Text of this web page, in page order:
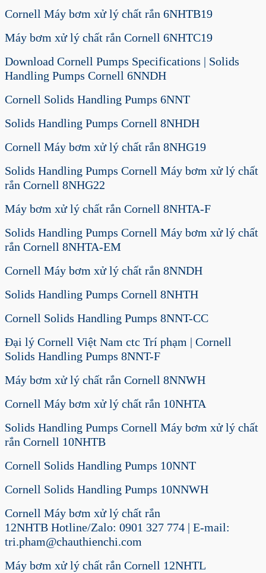
Cornell Máy bơm xử lý chất rắn 6NHTB19
Máy bơm xử lý chất rắn Cornell 6NHTC19
Download Cornell Pumps Specifications | Solids
Handling Pumps Cornell 6NNDH
Cornell Solids Handling Pumps 6NNT
Solids Handling Pumps Cornell 8NHDH
Cornell Máy bơm xử lý chất rắn 8NHG19
Solids Handling Pumps Cornell Máy bơm xử lý chất
rắn Cornell 8NHG22
Máy bơm xử lý chất rắn Cornell 8NHTA-F
Solids Handling Pumps Cornell Máy bơm xử lý chất
rắn Cornell 8NHTA-EM
Cornell Máy bơm xử lý chất rắn 8NNDH
Solids Handling Pumps Cornell 8NHTH
Cornell Solids Handling Pumps 8NNT-CC
Đại lý Cornell Việt Nam ctc Trí phạm | Cornell
Solids Handling Pumps 8NNT-F
Máy bơm xử lý chất rắn Cornell 8NNWH
Cornell Máy bơm xử lý chất rắn 10NHTA
Solids Handling Pumps Cornell Máy bơm xử lý chất
rắn Cornell 10NHTB
Cornell Solids Handling Pumps 10NNT
Cornell Solids Handling Pumps 10NNWH
Cornell Máy bơm xử lý chất rắn
12NHTB Hotline/Zalo: 0901 327 774 | E-mail:
tri.pham@chauthienchi.com
Máy bơm xử lý chất rắn Cornell 12NHTL